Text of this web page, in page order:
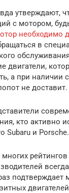
утверждают,
с мотором,
необходимо
в
двигатели,
а при наличии
не доставит.
кто активно
Subaru и Porsche.
многих
подтверждает